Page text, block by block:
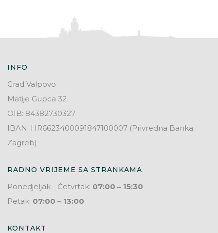
INFO
Grad Valpovo
Matije Gupca 32
OIB: 84382730327
IBAN: HR6623400091847100007 (Privredna Banka
Zagreb)
RADNO VRIJEME SA STRANKAMA
Ponedjeljak - Četvrtak: 07:00 – 15:30
Petak: 07:00 – 13:00
KONTAKT